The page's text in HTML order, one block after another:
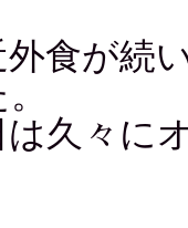
外食が続
は久々に